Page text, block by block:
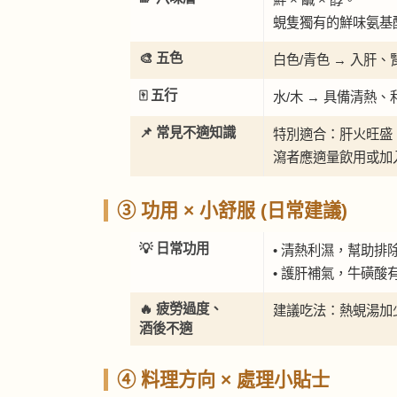
蜆隻獨有的鮮味氨
🎨 五色 白色/青色 → 入肝、
🀄 五行 水/木 → 具備清熱、
📌 常見不適知識
特別適合：肝火旺
瀉者應適量飲用或加
③ 功用 × 小舒服 (日常建議)
💡 日常功用
• 清熱利濕，幫助排
• 護肝補氣，牛磺酸
🔥 疲勞過度、
酒後不適
建議吃法：熱蜆湯
④ 料理方向 × 處理小貼士